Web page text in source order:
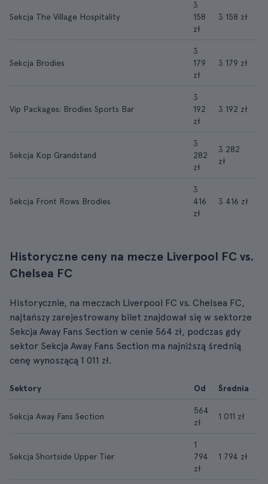
Sekcja The Village Hospitality
3
158
zł
3 158 zł
Sekcja Brodies
3
179
zł
3 179 zł
Vip Packages: Brodies Sports Bar
3
192
zł
3 192 zł
Sekcja Kop Grandstand
3
282
zł
3 282
zł
Sekcja Front Rows Brodies
3
416
zł
3 416 zł
Historyczne ceny na mecze Liverpool FC vs.
Chelsea FC
Historycznie, na meczach Liverpool FC vs. Chelsea FC,
najtańszy zarejestrowany bilet znajdował się w sektorze
Sekcja Away Fans Section w cenie 564 zł, podczas gdy
sektor Sekcja Away Fans Section ma najniższą średnią
cenę wynoszącą 1 011 zł.
Sektory Od Średnia
Sekcja Away Fans Section
564
zł
1 011 zł
Sekcja Shortside Upper Tier
1
794
zł
1 794 zł